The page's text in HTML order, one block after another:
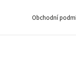
Obchodní